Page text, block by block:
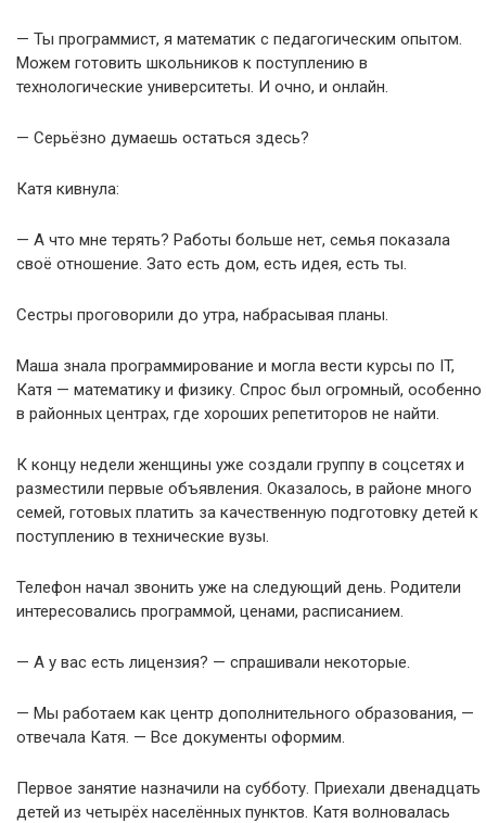
— Ты программист, я математик с педагогическим опытом.
Можем готовить школьников к поступлению в
технологические университеты. И очно, и онлайн.
— Серьёзно думаешь остаться здесь?
Катя кивнула:
— А что мне терять? Работы больше нет, семья показала
своё отношение. Зато есть дом, есть идея, есть ты.
Сестры проговорили до утра, набрасывая планы.
Маша знала программирование и могла вести курсы по IT,
Катя — математику и физику. Спрос был огромный, особенно
в районных центрах, где хороших репетиторов не найти.
К концу недели женщины уже создали группу в соцсетях и
разместили первые объявления. Оказалось, в районе много
семей, готовых платить за качественную подготовку детей к
поступлению в технические вузы.
Телефон начал звонить уже на следующий день. Родители
интересовались программой, ценами, расписанием.
— А у вас есть лицензия? — спрашивали некоторые.
— Мы работаем как центр дополнительного образования, —
отвечала Катя. — Все документы оформим.
Первое занятие назначили на субботу. Приехали двенадцать
детей из четырёх населённых пунктов. Катя волновалась